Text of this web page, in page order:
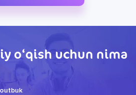
o‘qish uchun nima